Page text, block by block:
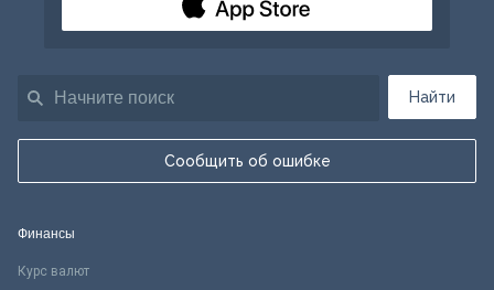
Найти
Сообщить об ошибке
Финансы
Курс валют